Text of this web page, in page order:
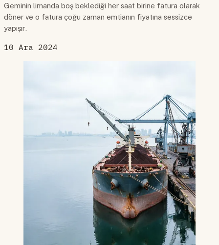
Geminin limanda boş beklediği her saat birine fatura olarak
döner ve o fatura çoğu zaman emtianın fiyatına sessizce
yapışır.
10 Ara 2024